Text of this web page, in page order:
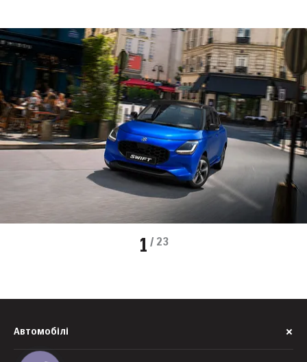
1 / 23
Автомобілі